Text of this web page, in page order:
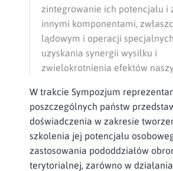
zintegrowanie ich potencjału i
innymi komponentami,
lądowym i operacji
uzyskania synergii wysiłku i
zwielokrotnienia efektów
W trakcie Sympozjum
poszczególnych państw
doświadczenia w zakresie
szkolenia jej potencjału
zastosowania pododdziałów
terytorialnej, zarówno w